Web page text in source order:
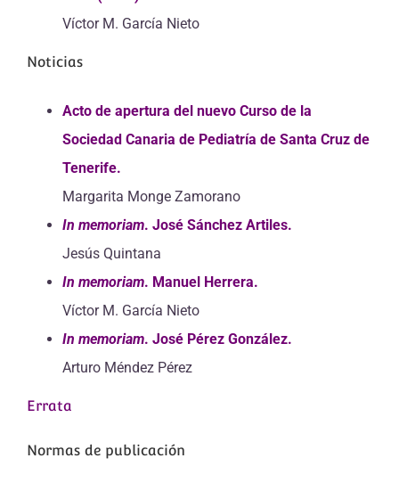
Víctor M. García Nieto
Noticias
Acto de apertura del nuevo Curso de la
Sociedad Canaria de Pediatría de Santa Cruz de
Tenerife.
Margarita Monge Zamorano
In memoriam. José Sánchez Artiles.
Jesús Quintana
In memoriam. Manuel Herrera.
Víctor M. García Nieto
In memoriam. José Pérez González.
Arturo Méndez Pérez
Errata
Normas de publicación